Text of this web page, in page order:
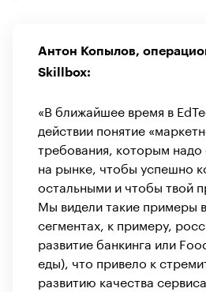
Антон Копылов,
Skillbox:
«В ближайшее время в
действии понятие
требования, которым надо
на рынке, чтобы успешно
остальными и чтобы твой
Мы видели такие примеры
сегментах, к примеру,
развитие банкинга или
еды), что привело к
развитию качества